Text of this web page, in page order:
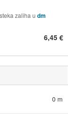
zaliha u dm
6,45 €
0 m